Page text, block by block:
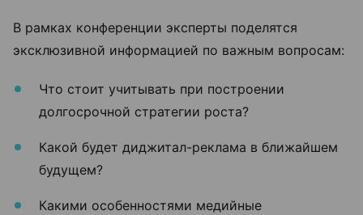
В рамках конференции эксперты поделятся
эксклюзивной информацией по важным вопросам:
Что стоит учитывать при построении
долгосрочной стратегии роста?
Какой будет диджитал-реклама в ближайшем
будущем?
Какими особенностями медийные